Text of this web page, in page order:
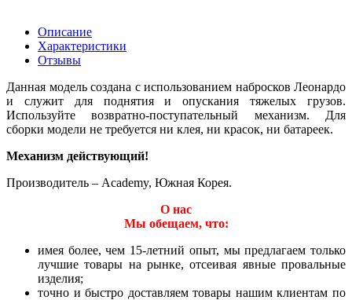
Описание
Характеристики
Отзывы
Данная модель создана с использованием набросков Леонардо
и служит для поднятия и опускания тяжелых грузов.
Используйте возвратно-поступательный механизм. Для
сборки модели не требуется ни клея, ни красок, ни батареек.
Механизм действующий!
Производитель – Academy, Южная Корея.
О нас
Мы обещаем, что:
имея более, чем 15-летний опыт, мы предлагаем только
лучшие товары на рынке, отсеивая явные провальные
изделия;
точно и быстро доставляем товары нашим клиентам по